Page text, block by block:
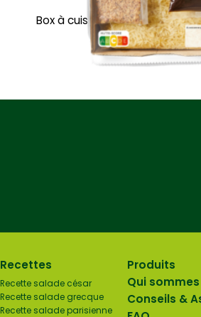
Box à cuisiner Wok de
Recettes
Recette salade césar
Recette salade grecque
Recette salade parisienne
Produits
Qui
Conseils &